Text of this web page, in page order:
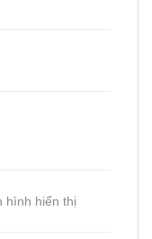
hình hiển thị